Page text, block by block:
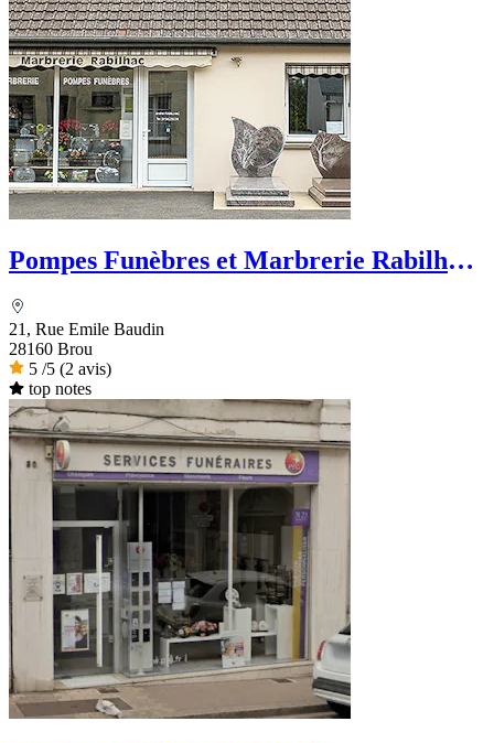
Pompes Funèbres et Marbrerie Rabilhac
21, Rue Emile Baudin
28160 Brou
5 /5 (2 avis)
top notes